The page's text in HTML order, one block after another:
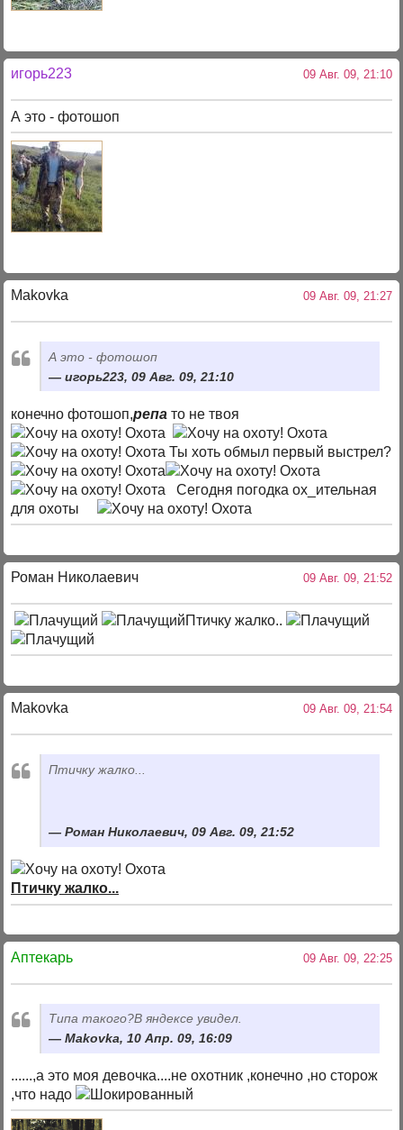
игорь223 09 Авг. 09, 21:10
А это - фотошоп
Makovka 09 Авг. 09, 21:27
А это - фотошоп
игорь223, 09 Авг. 09, 21:10
конечно фотошоп,репа то не твоя
Ты хоть обмыл первый выстрел?
Сегодня погодка ох_ительная
для охоты
Роман Николаевич 09 Авг. 09, 21:52
Птичку жалко..
Makovka 09 Авг. 09, 21:54
Птичку жалко...
Роман Николаевич, 09 Авг. 09, 21:52
Птичку жалко...
Аптекарь 09 Авг. 09, 22:25
Типа такого?В яндексе увидел.
Makovka, 10 Апр. 09, 16:09
......,а это моя девочка....не охотник ,конечно ,но сторож
,что надо